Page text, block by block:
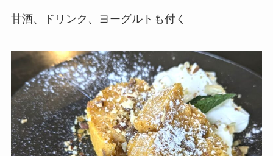
甘酒、ドリンク、ヨーグルトも付く